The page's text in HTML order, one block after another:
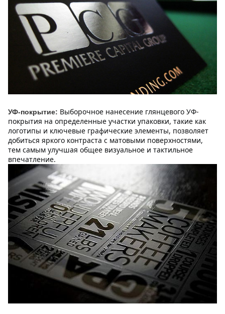
УФ-покрытие: Выборочное нанесение глянцевого УФ-
покрытия на определенные участки упаковки, такие как
логотипы и ключевые графические элементы, позволяет
добиться яркого контраста с матовыми поверхностями,
тем самым улучшая общее визуальное и тактильное
впечатление.